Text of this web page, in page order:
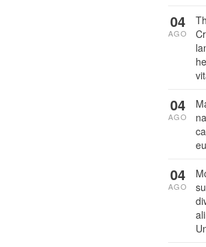
04
AGO
04
AGO
04
AGO